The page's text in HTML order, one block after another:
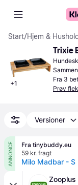
Start/Hjem &
+1
Trixie
Fra 3
Prøv
Versioner
ANNONCE
Fra tinybuddy.eu
59 kr. fragt
Milo Madbar -
Zooplus